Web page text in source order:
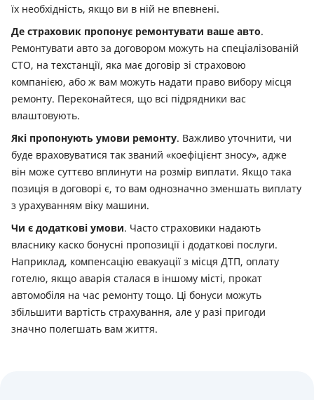
їх необхідність, якщо ви в ній не впевнені.
Де страховик пропонує ремонтувати ваше авто.
Ремонтувати авто за договором можуть на спеціалізованій
СТО, на техстанції, яка має договір зі страховою
компанією, або ж вам можуть надати право вибору місця
ремонту. Переконайтеся, що всі підрядники вас
влаштовують.
Які пропонують умови ремонту. Важливо уточнити, чи
буде враховуватися так званий «коефіцієнт зносу», адже
він може суттєво вплинути на розмір виплати. Якщо така
позиція в договорі є, то вам однозначно зменшать виплату
з урахуванням віку машини.
Чи є додаткові умови. Часто страховики надають
власнику каско бонусні пропозиції і додаткові послуги.
Наприклад, компенсацію евакуації з місця ДТП, оплату
готелю, якщо аварія сталася в іншому місті, прокат
автомобіля на час ремонту тощо. Ці бонуси можуть
збільшити вартість страхування, але у разі пригоди
значно полегшать вам життя.